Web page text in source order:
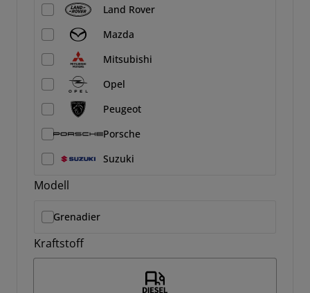
Land Rover
Mazda
Mitsubishi
Opel
Peugeot
Porsche
Suzuki
Modell
Grenadier
Kraftstoff